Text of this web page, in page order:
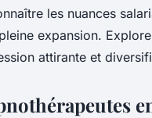
les nuances
expansion.
attirante et